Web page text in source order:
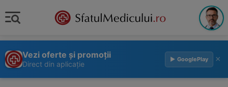
Vezi oferte și promoții
Direct din aplicație
▶ GooglePlay ×